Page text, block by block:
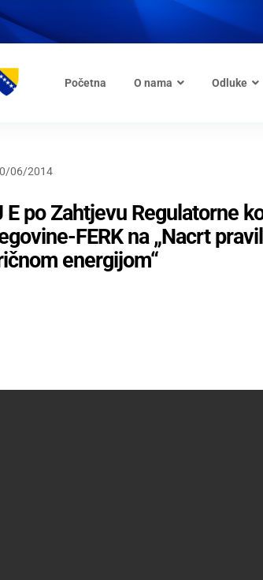
Početna O nama Odluke
06/2014
E po Zahtjevu Regulatorne
FERK na „Nacrt
energijom“